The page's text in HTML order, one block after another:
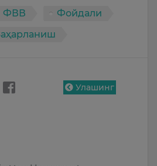
ФВВ
Фойдали
Улашинг